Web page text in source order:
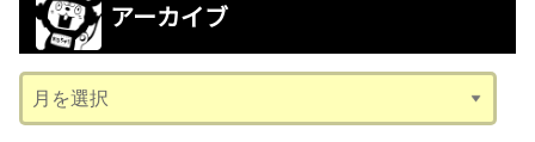
アーカイブ
ー